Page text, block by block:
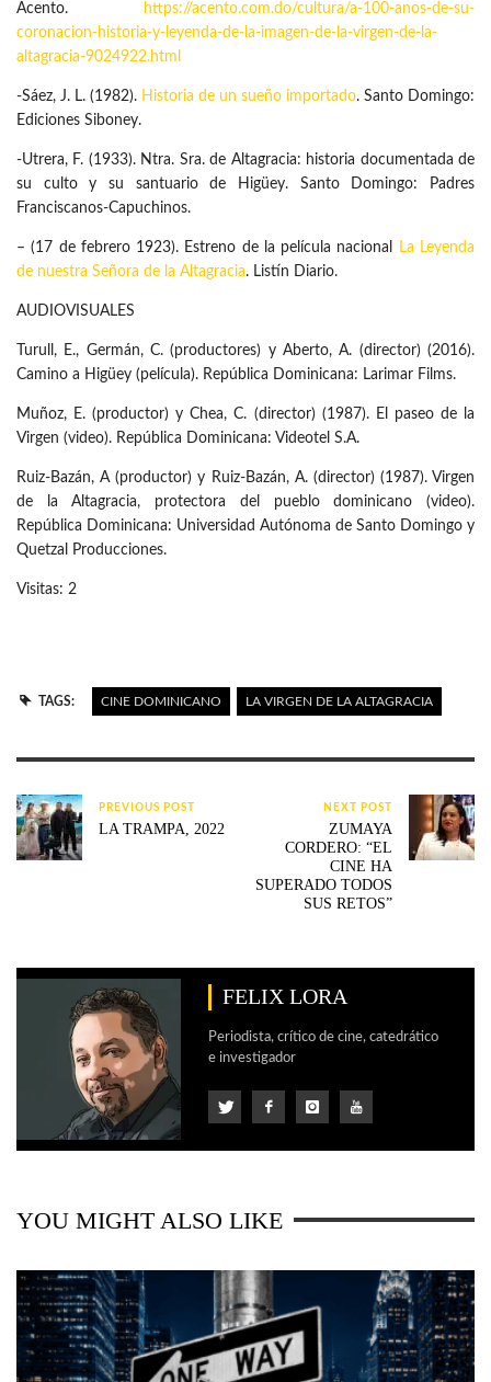
Acento.
https://acento.com.do/cultura/a-100-anos-de-su-
coronacion-historia-y-leyenda-de-la-imagen-de-la-virgen-de-la-
altagracia-9024922.html
-Sáez, J. L. (1982). Historia de un sueño importado. Santo Domingo:
Ediciones Siboney.
-Utrera, F. (1933). Ntra. Sra. de Altagracia: historia documentada de
su culto y su santuario de Higüey. Santo Domingo: Padres
Franciscanos-Capuchinos.
– (17 de febrero 1923). Estreno de la película nacional
La Leyenda
de nuestra Señora de la Altagracia. Listín Diario.
AUDIOVISUALES
Turull, E., Germán, C. (productores) y Aberto, A. (director) (2016).
Camino a Higüey (película). República Dominicana: Larimar Films.
Muñoz, E. (productor) y Chea, C. (director) (1987). El paseo de la
Virgen (video). República Dominicana: Videotel S.A.
Ruiz-Bazán, A (productor) y Ruiz-Bazán, A. (director) (1987). Virgen
de la Altagracia, protectora del pueblo dominicano (video).
República Dominicana: Universidad Autónoma de Santo Domingo y
Quetzal Producciones.
Visitas: 2
TAGS: CINE DOMINICANO LA VIRGEN DE LA ALTAGRACIA
PREVIOUS POST
LA TRAMPA, 2022
NEXT POST
ZUMAYA
CORDERO: “EL
CINE HA
SUPERADO TODOS
SUS RETOS”
FELIX LORA
Periodista, crítico de cine, catedrático
e investigador
YOU MIGHT ALSO LIKE